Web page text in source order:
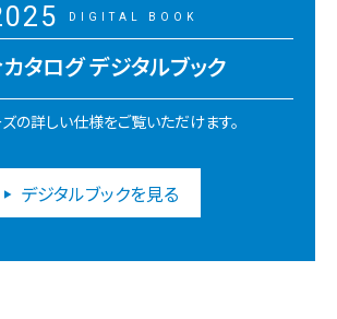
DIGITAL BOOK
タログ デジタルブック
の詳しい仕様をご覧いただけます。
デジタルブックを見る